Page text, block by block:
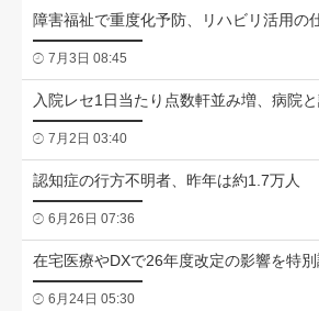
障害福祉で重度化予防、リハビリ活用の
7月3日 08:45
入院レセ1日当たり点数軒並み増、病院
7月2日 03:40
認知症の行方不明者、昨年は約1.7万人
6月26日 07:36
在宅医療やDXで26年度改定の影響を特別
6月24日 05:30